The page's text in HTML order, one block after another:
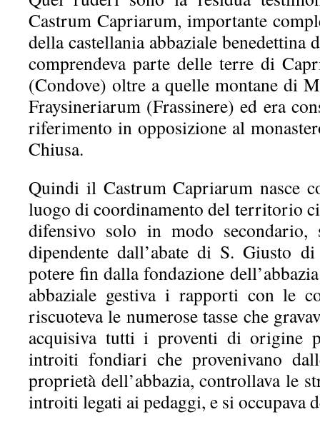
Castrum Capriarum, importante
della castellania abbaziale benedettina
comprendeva parte delle terre di
(Condove) oltre a quelle montane di
Fraysineriarum (Frassinere) ed era
riferimento in opposizione al
Chiusa.
Quindi il Castrum Capriarum nasce
luogo di coordinamento del territorio
difensivo solo in modo secondario,
dipendente dall’abate di S. Giusto
potere fin dalla fondazione
abbaziale gestiva i rapporti con le
riscuoteva le numerose tasse che
acquisiva tutti i proventi di origine
introiti fondiari che provenivano
proprietà dell’abbazia, controllava le
introiti legati ai pedaggi, e si occupava